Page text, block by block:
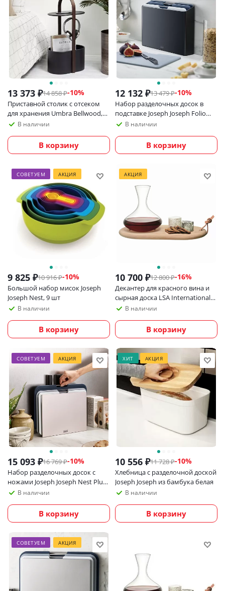
13 373 ₽14 858₽-10%
Приставной столик с отсеком
для хранения Umbra Bellwood,
черный/орех
В наличии
В корзину
12 132 ₽13 479₽-10%
Набор разделочных досок в
подставке Joseph Joseph Folio
Large, графит
В наличии
В корзину
СОВЕТУЕМ АКЦИЯ
9 825 ₽10 916₽-10%
Большой набор мисок Joseph
Joseph Nest, 9 шт
В наличии
В корзину
АКЦИЯ
10 700 ₽12 800₽-16%
Декантер для красного вина и
сырная доска LSA International
Wine_УЦЕНКА
В наличии
В корзину
СОВЕТУЕМ АКЦИЯ
15 093 ₽16 769₽-10%
Набор разделочных досок с
ножами Joseph Joseph Nest Plus,
серыйВ наличии
В корзину
ХИТ АКЦИЯ
10 556 ₽11 728₽-10%
Хлебница с разделочной доской
Joseph Joseph из бамбука белая
В наличии
В корзину
СОВЕТУЕМ АКЦИЯ